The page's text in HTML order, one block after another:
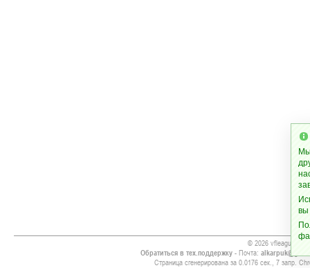
© 2026 vfleague.org
Обратиться в тех.поддержку- Почта:
Страница сгенерирована за 0.0176 сек., 7 запр.
вы